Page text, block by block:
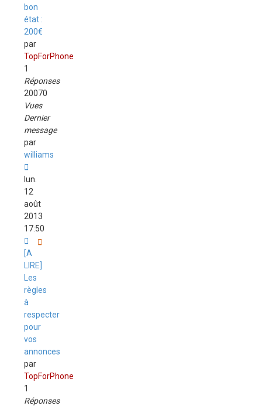
bon
état :
200€
par
TopForPhone
1
Réponses
20070
Vues
Dernier
message
par
williams
lun.
12
août
2013
17:50
[A
LIRE]
Les
règles
à
respecter
pour
vos
annonces
par
TopForPhone
1
Réponses